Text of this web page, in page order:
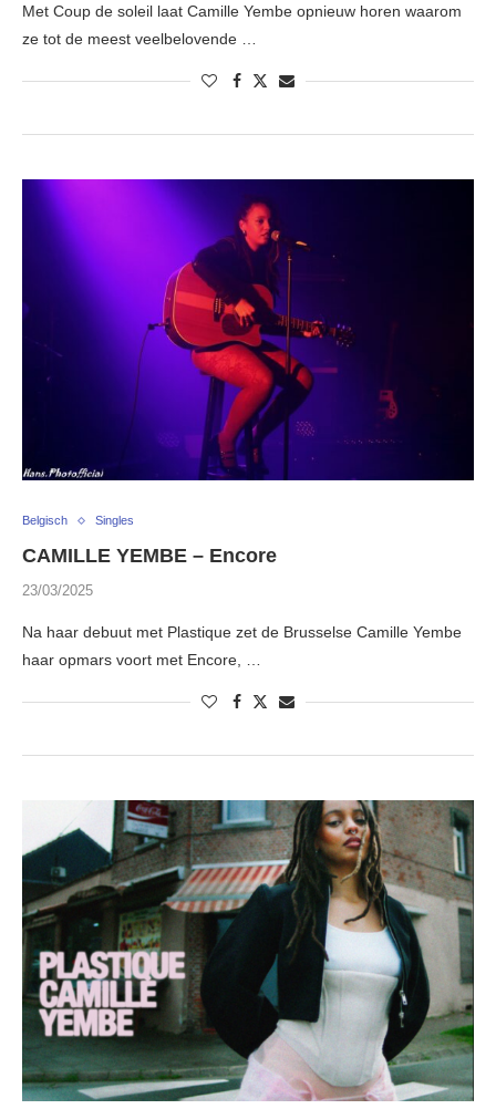
Met Coup de soleil laat Camille Yembe opnieuw horen waarom
ze tot de meest veelbelovende …
Belgisch Singles
CAMILLE YEMBE – Encore
23/03/2025
Na haar debuut met Plastique zet de Brusselse Camille Yembe
haar opmars voort met Encore, …